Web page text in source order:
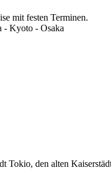
mit festen Terminen.
- Kyoto - Osaka
Tokio, den alten